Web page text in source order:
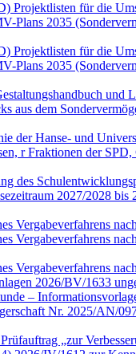
Projektlisten für die
Plans 2035
Projektlisten für die
Plans 2035
und
aus dem
der Hanse- und
r Fraktionen der
des
2027/2028
Vergabeverfahrens
Vergabeverfahrens
Vergabeverfahrens
2026/BV/1633
–
Nr. 2025/AN/
„zur